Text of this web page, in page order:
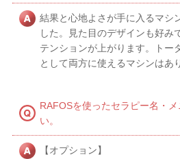
結果と心地よさが手に入るマシ
した。見た目のデザインも好み
テンションが上がります。トー
として両方に使えるマシンはあ
RAFOSを使ったセラピー名・
い。
【オプション】